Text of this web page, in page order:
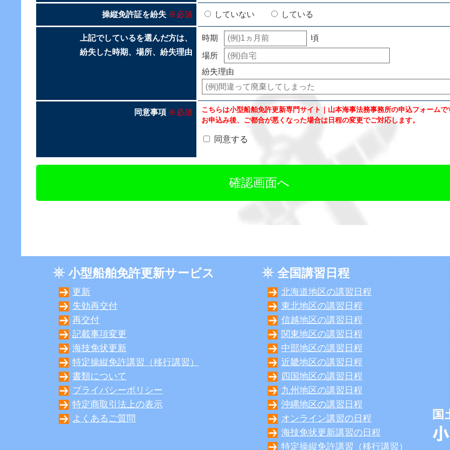
操縦免許証を紛失 ※必須 していない している
上記でしているを選んだ方は、
紛失した時期、場所、紛失理由
時期 頃
場所
紛失理由
同意事項 ※必須
こちらは小型船舶免許更新専門サイト｜山本海事法務事務所の申込フォームで
お申込み後、ご都合が悪くなった場合は日程の変更でご対応します。
同意する
小型船舶免許更新サービス
更新
失効再交付
再交付
記載事項変更
海技免状更新
特定操縦免許講習（移行講習）
書類について
プライバシーポリシー
特定商取引法上の表示
よくあるご質問
全国講習日程
北海道地区の講習日程
東北地区の講習日程
信越地区の講習日程
関東地区の講習日程
中部地区の講習日程
近畿地区の講習日程
四国地区の講習日程
九州地区の講習日程
沖縄地区の講習日程
オンライン講習の日程
海技免状更新講習の日程
特定操縦免許講習（移行講習）